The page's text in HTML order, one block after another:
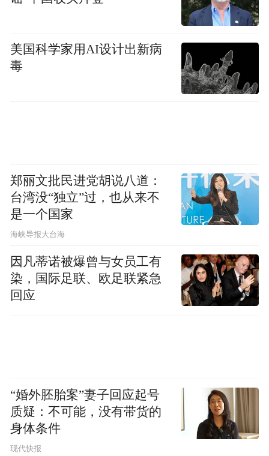
美国科学家用AI设计出新病
毒
郑丽文批民进党胡说八道：
台湾没“独立”过，也从来不
是一个国家
​海峡导报大台海
因凡蒂诺被爆曾与女员工有
染，国际足联、欧足联紧急
回应
“婚外胚胎案”妻子回应起号
质疑：不可能，没有带货的
身体条件
现代快报